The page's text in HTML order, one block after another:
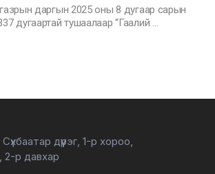
газрын даргын 2025 оны 8 дугаар сарын
дугаартай тушаалаар “Гаалий …
дүүрэг, 1-р хороо,
2-р давхар